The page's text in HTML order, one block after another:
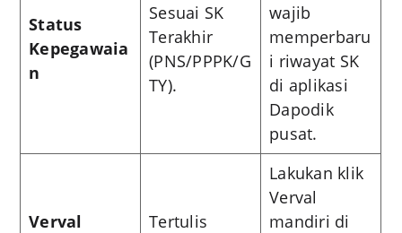
Status
Kepegawaia
n
Sesuai SK
Terakhir
(PNS/PPPK/G
TY).
wajib
memperbaru
i riwayat SK
di aplikasi
Dapodik
pusat.
Verval
Tertulis
Lakukan klik
Verval
mandiri di